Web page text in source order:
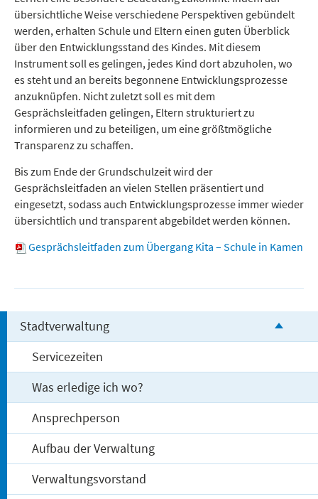
übersichtliche Weise verschiedene Perspektiven gebündelt
werden, erhalten Schule und Eltern einen guten Überblick
über den Entwicklungsstand des Kindes. Mit diesem
Instrument soll es gelingen, jedes Kind dort abzuholen, wo
es steht und an bereits begonnene Entwicklungsprozesse
anzuknüpfen. Nicht zuletzt soll es mit dem
Gesprächsleitfaden gelingen, Eltern strukturiert zu
informieren und zu beteiligen, um eine größtmögliche
Transparenz zu schaffen.
Bis zum Ende der Grundschulzeit wird der
Gesprächsleitfaden an vielen Stellen präsentiert und
eingesetzt, sodass auch Entwicklungsprozesse immer wieder
übersichtlich und transparent abgebildet werden können.
Gesprächsleitfaden zum Übergang Kita – Schule in Kamen
Stadtverwaltung
Servicezeiten
Was erledige ich wo?
Ansprechperson
Aufbau der Verwaltung
Verwaltungsvorstand